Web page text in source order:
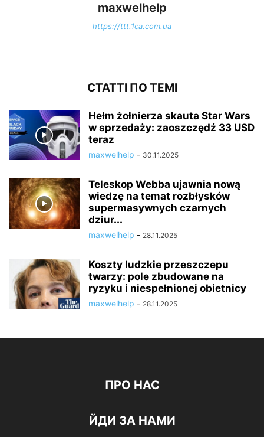
maxwelhelp
https://ttt.1ca.com.ua
СТАТТІ ПО ТЕМІ
Hełm żołnierza skauta Star Wars
w sprzedaży: zaoszczędź 33 USD
teraz
maxwelhelp - 30.11.2025
Teleskop Webba ujawnia nową
wiedzę na temat rozbłysków
supermasywnych czarnych
dziur...
maxwelhelp - 28.11.2025
Koszty ludzkie przeszczepu
twarzy: pole zbudowane na
ryzyku i niespełnionej obietnicy
maxwelhelp - 28.11.2025
ПРО НАС
ЙДИ ЗА НАМИ